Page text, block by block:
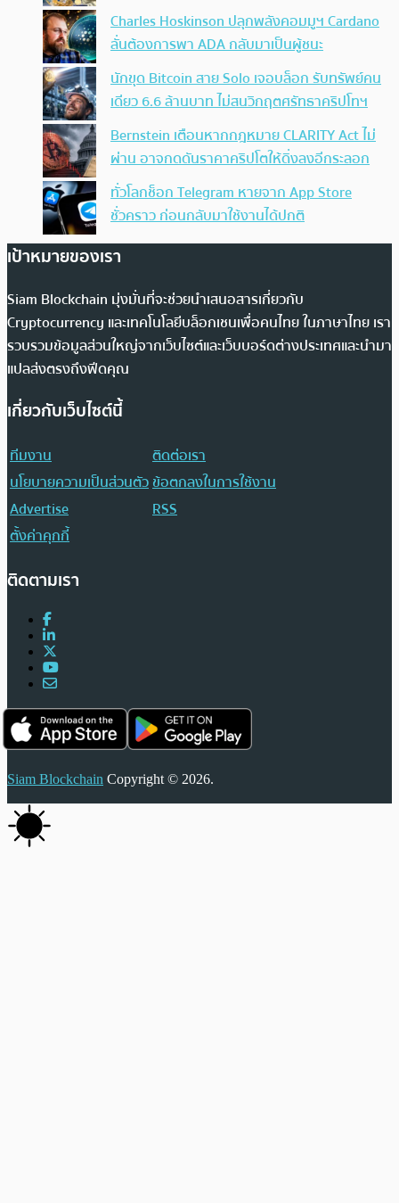
Charles Hoskinson ปลุกพลังคอมมูฯ Cardano
ลั่นต้องการพา ADA กลับมาเป็นผู้ชนะ
นักขุด Bitcoin สาย Solo เจอบล็อก รับทรัพย์คน
เดียว 6.6 ล้านบาท ไม่สนวิกฤตศรัทธาคริปโทฯ
Bernstein เตือนหากกฎหมาย CLARITY Act ไม่
ผ่าน อาจกดดันราคาคริปโตให้ดิ่งลงอีกระลอก
ทั่วโลกช็อก Telegram หายจาก App Store
ชั่วคราว ก่อนกลับมาใช้งานได้ปกติ
เป้าหมายของเรา
Siam Blockchain มุ่งมั่นที่จะช่วยนำเสนอสารเกี่ยวกับ
Cryptocurrency และเทคโนโลยีบล็อกเชนเพื่อคนไทย ในภาษาไทย เรา
รวบรวมข้อมูลส่วนใหญ่จากเว็บไซต์และเว็บบอร์ดต่างประเทศและนำมา
แปลส่งตรงถึงฟีดคุณ
เกี่ยวกับเว็บไซต์นี้
ทีมงาน
ติดต่อเรา
นโยบายความเป็นส่วนตัวข้อตกลงในการใช้งาน
Advertise
RSS
ตั้งค่าคุกกี้
ติดตามเรา
Siam Blockchain Copyright © 2026.